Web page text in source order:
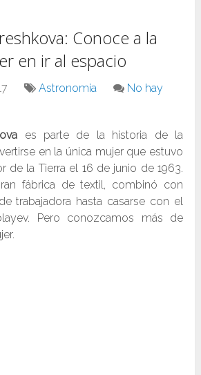
Conoce a la
en ir al espacio
Astronomia
No hay
es parte de la historia de la
en la única mujer que estuvo
de la Tierra el 16 de junio de 1963.
fábrica de textil, combinó con
trabajadora hasta casarse con el
Pero conozcamos más de